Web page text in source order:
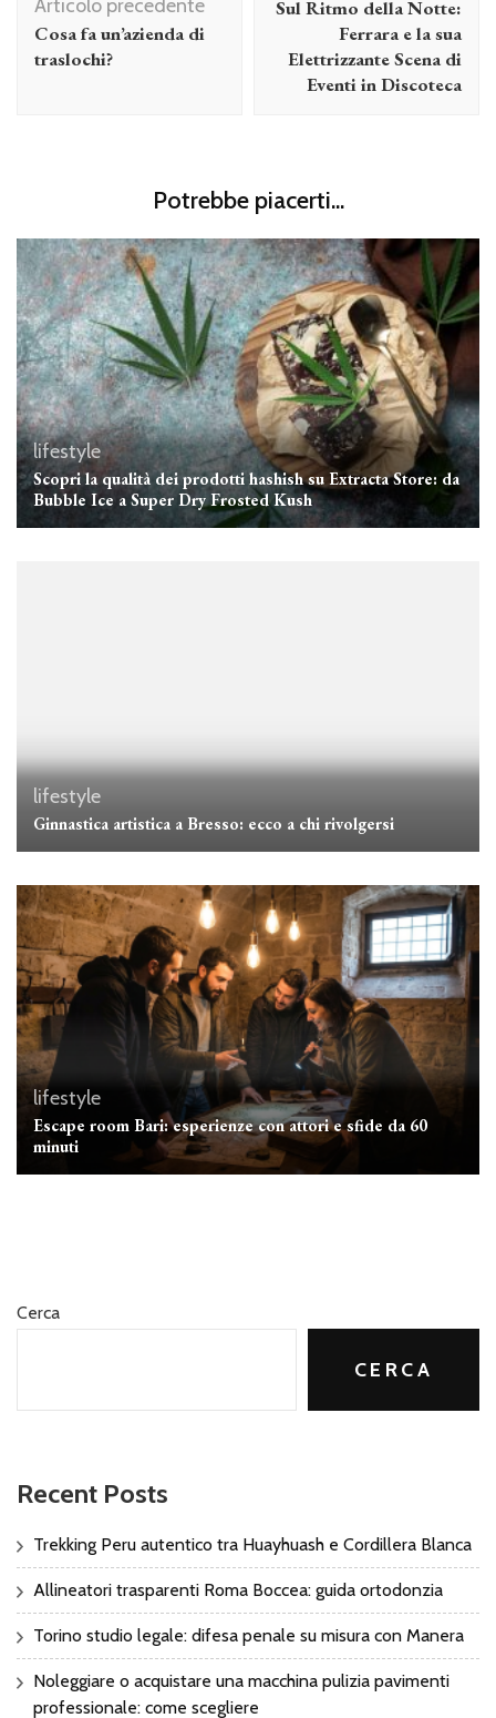
Articolo precedente
Cosa fa un’azienda di
traslochi?
Sul Ritmo della Notte:
Ferrara e la sua
Elettrizzante Scena di
Eventi in Discoteca
Potrebbe piacerti...
lifestyle
Scopri la qualità dei prodotti hashish su Extracta Store: da
Bubble Ice a Super Dry Frosted Kush
lifestyle
Ginnastica artistica a Bresso: ecco a chi rivolgersi
lifestyle
Escape room Bari: esperienze con attori e sfide da 60
minuti
Cerca
CERCA
Recent Posts
Trekking Peru autentico tra Huayhuash e Cordillera Blanca
Allineatori trasparenti Roma Boccea: guida ortodonzia
Torino studio legale: difesa penale su misura con Manera
Noleggiare o acquistare una macchina pulizia pavimenti
professionale: come scegliere